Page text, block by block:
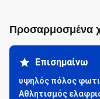
Προσαρμοσμένα
Επισημαίνω
υψηλός πόλος
Αθλητισμός